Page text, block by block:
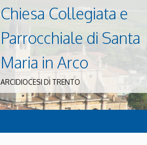
Chiesa Collegiata e
Parrocchiale di Santa
Maria in Arco
ARCIDIOCESI DI TRENTO